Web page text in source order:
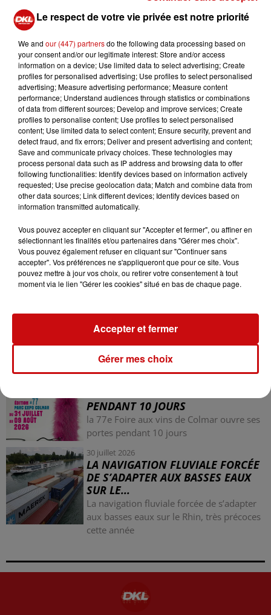
mort de deux personnes, comme l'a rapporté France 3
Provence-Alpes Côte d'Azur. L'incident s'est produit près
du camping Estérel Caravaning, sans causer de
dommages supplémentaires, ont confirmé les pompiers
locaux. Il s'agissait d'un "petit hélicoptère privé, non
affilié à une agence gouvernementale", ont précisé les
secours, notant qu'aucun incendie n'avait été signalé.
Les gestionnaires du camping ont également confirmé
que l'accident s'était produit en dehors de leurs
installations.
LES AUTRES ACTUALITÉS
31 juillet 2026
MULHOUSE : UN HOMME
PRISON AVEC SURSIS...
Mulhouse : un homme condamné à trois
mois de prison avec sursis pour un salut
PENDANT 10 JOURS
la 77e Foire aux vins de Colmar ouvre ses
portes pendant 10 jours
30 juillet 2026
LA NAVIGATION FLUVIALE FORCÉE
DE S’ADAPTER AUX BASSES EAUX
SUR LE...
La navigation fluviale forcée de s’adapter
aux basses eaux sur le Rhin, très précoces
cette année
Le respect de votre vie privée est notre priorité
We and our (447) partnersdo the following data processing based on
your consent and/or our legitimate interest: Store and/or access
information on a device; Use limited data to select advertising; Create
profiles for personalised advertising; Use profiles to select personalised
advertising; Measure advertising performance; Measure content
performance; Understand audiences through statistics or combinations
of data from different sources; Develop and improve services; Create
profiles to personalise content; Use profiles to select personalised
content; Use limited data to select content; Ensure security, prevent and
detect fraud, and fix errors; Deliver and present advertising and content;
Save and communicate privacy choices. These technologies may
process personal data such as IP address and browsing data to offer
following functionalities: Identify devices based on information actively
requested; Use precise geolocation data; Match and combine data from
other data sources; Link different devices; Identify devices based on
information transmitted automatically.
Vous pouvez accepter en cliquant sur "Accepter et fermer", ou affiner en
sélectionnant les finalités et/ou partenaires dans "Gérer mes choix".
Vous pouvez également refuser en cliquant sur "Continuer sans
accepter". Vos préférences ne s'appliqueront que pour ce site. Vous
pouvez mettre à jour vos choix, ou retirer votre consentement à tout
moment via le lien "Gérer les cookies" situé en bas de chaque page.
Gérer mes choix
Accepter et fermer